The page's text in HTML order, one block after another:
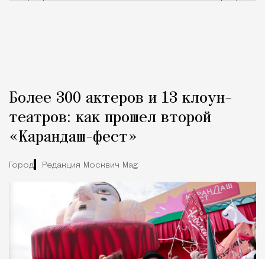
Более 300 актеров и 13 клоун-
театров: как прошел второй
«Карандаш-фест»
Город Редакция Москвич Mag